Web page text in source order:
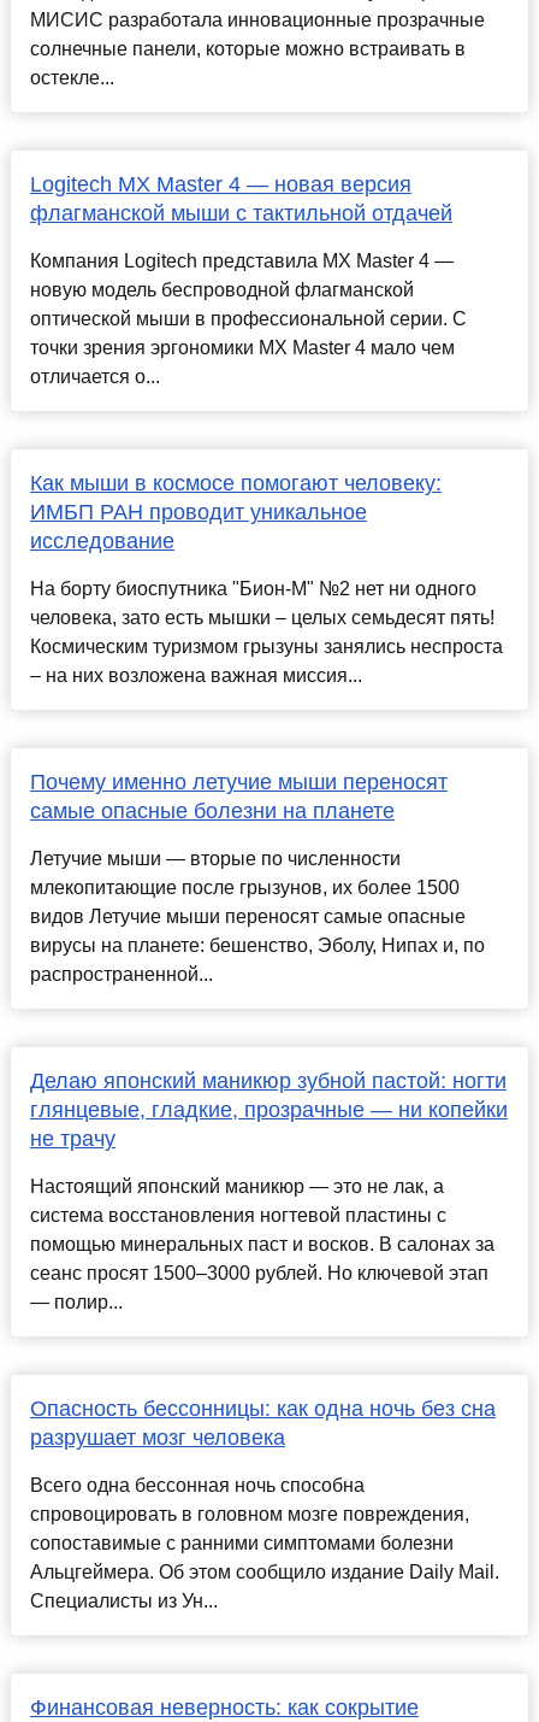
МИСИС разработала инновационные прозрачные
солнечные панели, которые можно встраивать в
остекле...
Logitech MX Master 4 — новая версия
флагманской мыши с тактильной отдачей
Компания Logitech представила MX Master 4 —
новую модель беспроводной флагманской
оптической мыши в профессиональной серии. С
точки зрения эргономики MX Master 4 мало чем
отличается о...
Как мыши в космосе помогают человеку:
ИМБП РАН проводит уникальное
исследование
На борту биоспутника "Бион-М" №2 нет ни одного
человека, зато есть мышки – целых семьдесят пять!
Космическим туризмом грызуны занялись неспроста
– на них возложена важная миссия...
Почему именно летучие мыши переносят
самые опасные болезни на планете
Летучие мыши — вторые по численности
млекопитающие после грызунов, их более 1500
видов Летучие мыши переносят самые опасные
вирусы на планете: бешенство, Эболу, Нипах и, по
распространенной...
Делаю японский маникюр зубной пастой: ногти
глянцевые, гладкие, прозрачные — ни копейки
не трачу
Настоящий японский маникюр — это не лак, а
система восстановления ногтевой пластины с
помощью минеральных паст и восков. В салонах за
сеанс просят 1500–3000 рублей. Но ключевой этап
— полир...
Опасность бессонницы: как одна ночь без сна
разрушает мозг человека
Всего одна бессонная ночь способна
спровоцировать в головном мозге повреждения,
сопоставимые с ранними симптомами болезни
Альцгеймера. Об этом сообщило издание Daily Mail.
Специалисты из Ун...
Финансовая неверность: как сокрытие